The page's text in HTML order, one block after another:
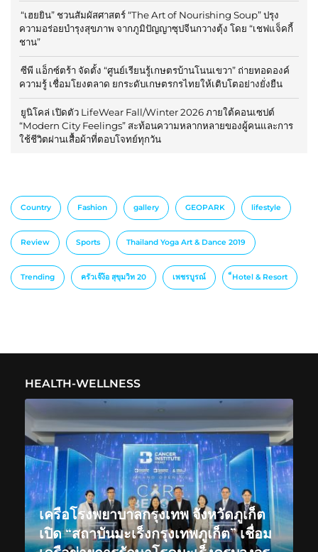
“เฮยยิน” ชวนสัมผัสศาสตร์ “The Art of Nourishing Soup” ปรุง
ความอร่อยบำรุงสุขภาพ จากภูมิปัญญาซุปจีนกวางตุ้ง โดย “เชฟแจ็คกี้
ชาน”
ซีพี แอ็กซ์ตร้า จัดตั้ง “ศูนย์เรียนรู้เกษตรบ้านโนนเขวา” ถ่ายทอดองค์
ความรู้ เชื่อมโยงตลาด ยกระดับเกษตรกรไทยให้เติบโตอย่างยั่งยืน
ยูนิโคล่ เปิดตัว LifeWear Fall/Winter 2026 ภายใต้คอนเซปต์
“Modern City Feelings” สะท้อนความหลากหลายของผู้คนและการ
ใช้ชีวิตผ่านเสื้อผ้าที่ตอบโจทย์ทุกวัน
Country Fashion gallery GEOPARK lifestyle
Review Sports Thailand Yoga Art & Dance 2019
Trending ครัวเจ๊ง้อ สุขุมวิท 20 เพชรบูรณ์ ็Hotel & Resort
HEALTH-WELLNESS
เครือโรงพยาบาลกรุงเทพ จังหวัดภูเก็ต
เปิด “สถาบันมะเร็งกรุงเทพภูเก็ต” เชื่อม